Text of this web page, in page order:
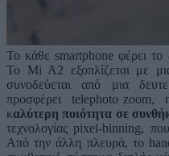
Το κάθε smartphone φέρει το
Το Mi A2 εξοπλίζεται με
συνοδεύεται από μια
προσφέρει telephoto zoom,
καλύτερη ποιότητα σε
τεχνολογίας pixel-binning,
Από την άλλη πλευρά, το